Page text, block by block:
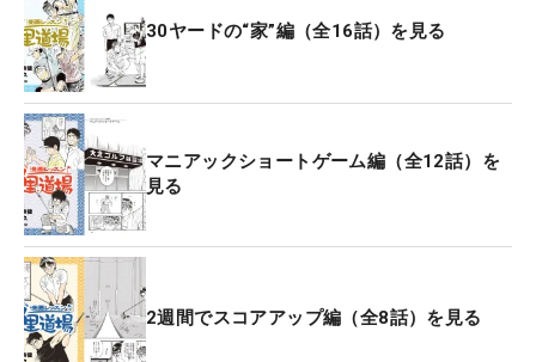
30ヤードの“家”編（全16話）を見る
マニアックショートゲーム編（全12話）を
見る
2週間でスコアアップ編（全8話）を見る